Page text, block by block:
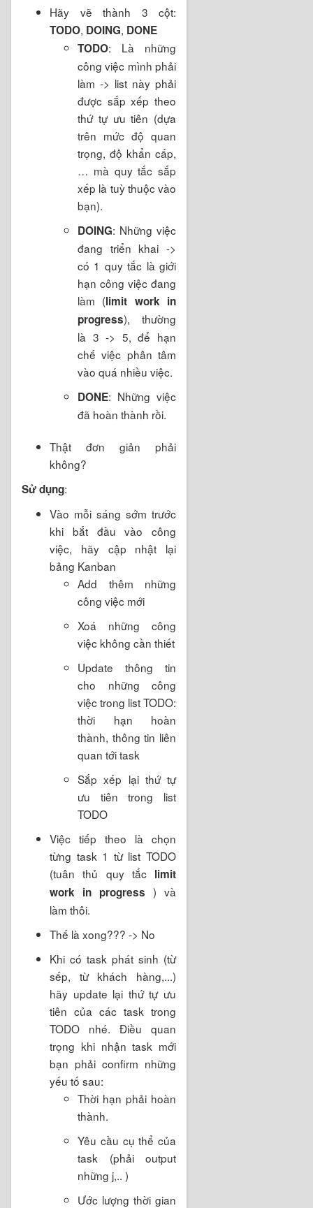
Hãy vẽ thành 3 cột:
TODO, DOING, DONE
TODO: Là những
công việc mình phải
làm -> list này phải
được sắp xếp theo
thứ tự ưu tiên (dựa
trên mức độ quan
trọng, độ khẩn cấp,
… mà quy tắc sắp
xếp là tuỳ thuộc vào
bạn).
DOING: Những việc
đang triển khai ->
có 1 quy tắc là giới
hạn công việc đang
làm (limit work in
progress), thường
là 3 -> 5, để hạn
chế việc phân tâm
vào quá nhiều việc.
DONE: Những việc
đã hoàn thành rồi.
Thật đơn giản phải
không?
Sử dụng:
Vào mỗi sáng sớm trước
khi bắt đầu vào công
việc, hãy cập nhật lại
bảng Kanban
Add thêm những
công việc mới
Xoá những công
việc không cần thiết
Update thông tin
cho những công
việc trong list TODO:
thời hạn hoàn
thành, thông tin liên
quan tới task
Sắp xếp lại thứ tự
ưu tiên trong list
TODO
Việc tiếp theo là chọn
từng task 1 từ list TODO
(tuân thủ quy tắc limit
work in progress ) và
làm thôi.
Thế là xong??? -> No
Khi có task phát sinh (từ
sếp, từ khách hàng,...)
hãy update lại thứ tự ưu
tiên của các task trong
TODO nhé. Điều quan
trọng khi nhận task mới
bạn phải confirm những
yếu tố sau:
Thời hạn phải hoàn
thành.
Yêu cầu cụ thể của
task (phải output
những j,.. )
Ước lượng thời gian